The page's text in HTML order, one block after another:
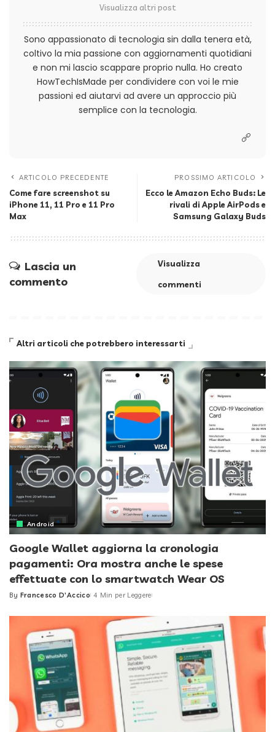
Visualizza altri post
Sono appassionato di tecnologia sin dalla tenera età,
coltivo la mia passione con aggiornamenti quotidiani
e non mi lascio scappare proprio nulla. Ho creato
HowTechIsMade per condividere con voi le mie
passioni ed aiutarvi ad avere un approccio più
semplice con la tecnologia.
ARTICOLO PRECEDENTE
Come fare screenshot su
iPhone 11, 11 Pro e 11 Pro
Max
PROSSIMO ARTICOLO
Ecco le Amazon Echo Buds: Le
rivali di Apple AirPods e
Samsung Galaxy Buds
Lascia un
commento
Visualizza
commenti
Altri articoli che potrebbero interessarti
Android
Google Wallet aggiorna la cronologia
pagamenti: Ora mostra anche le spese
effettuate con lo smartwatch Wear OS
Posted
By Francesco D'Accico 4 Min per Leggere